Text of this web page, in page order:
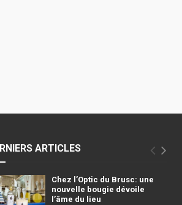
ARTICLES
Chez l’Optic du Brusc: une
nouvelle bougie dévoile
l’âme du lieu